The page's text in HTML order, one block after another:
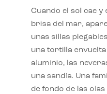
Cuando el sol cae y
brisa del mar,
unas sillas
una tortilla envuelta
aluminio, las
una sandía. Una
de fondo de las